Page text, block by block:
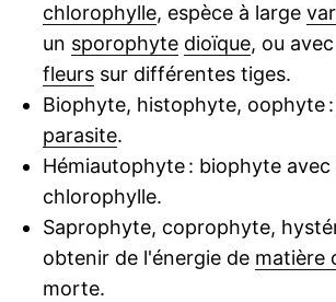
chlorophylle, espèce à large
un sporophyte dioïque, ou
fleurssur différentes tiges.
Biophyte, histophyte, oophyte :
parasite.
Hémiautophyte : biophyte avec
chlorophylle.
Saprophyte, coprophyte,
obtenir de l'énergie de matière
morte.